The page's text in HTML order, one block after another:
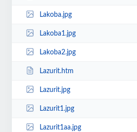
Lakoba.jpg
Lakoba1.jpg
Lakoba2.jpg
Lazurit.htm
Lazurit.jpg
Lazurit1.jpg
Lazurit1aa.jpg